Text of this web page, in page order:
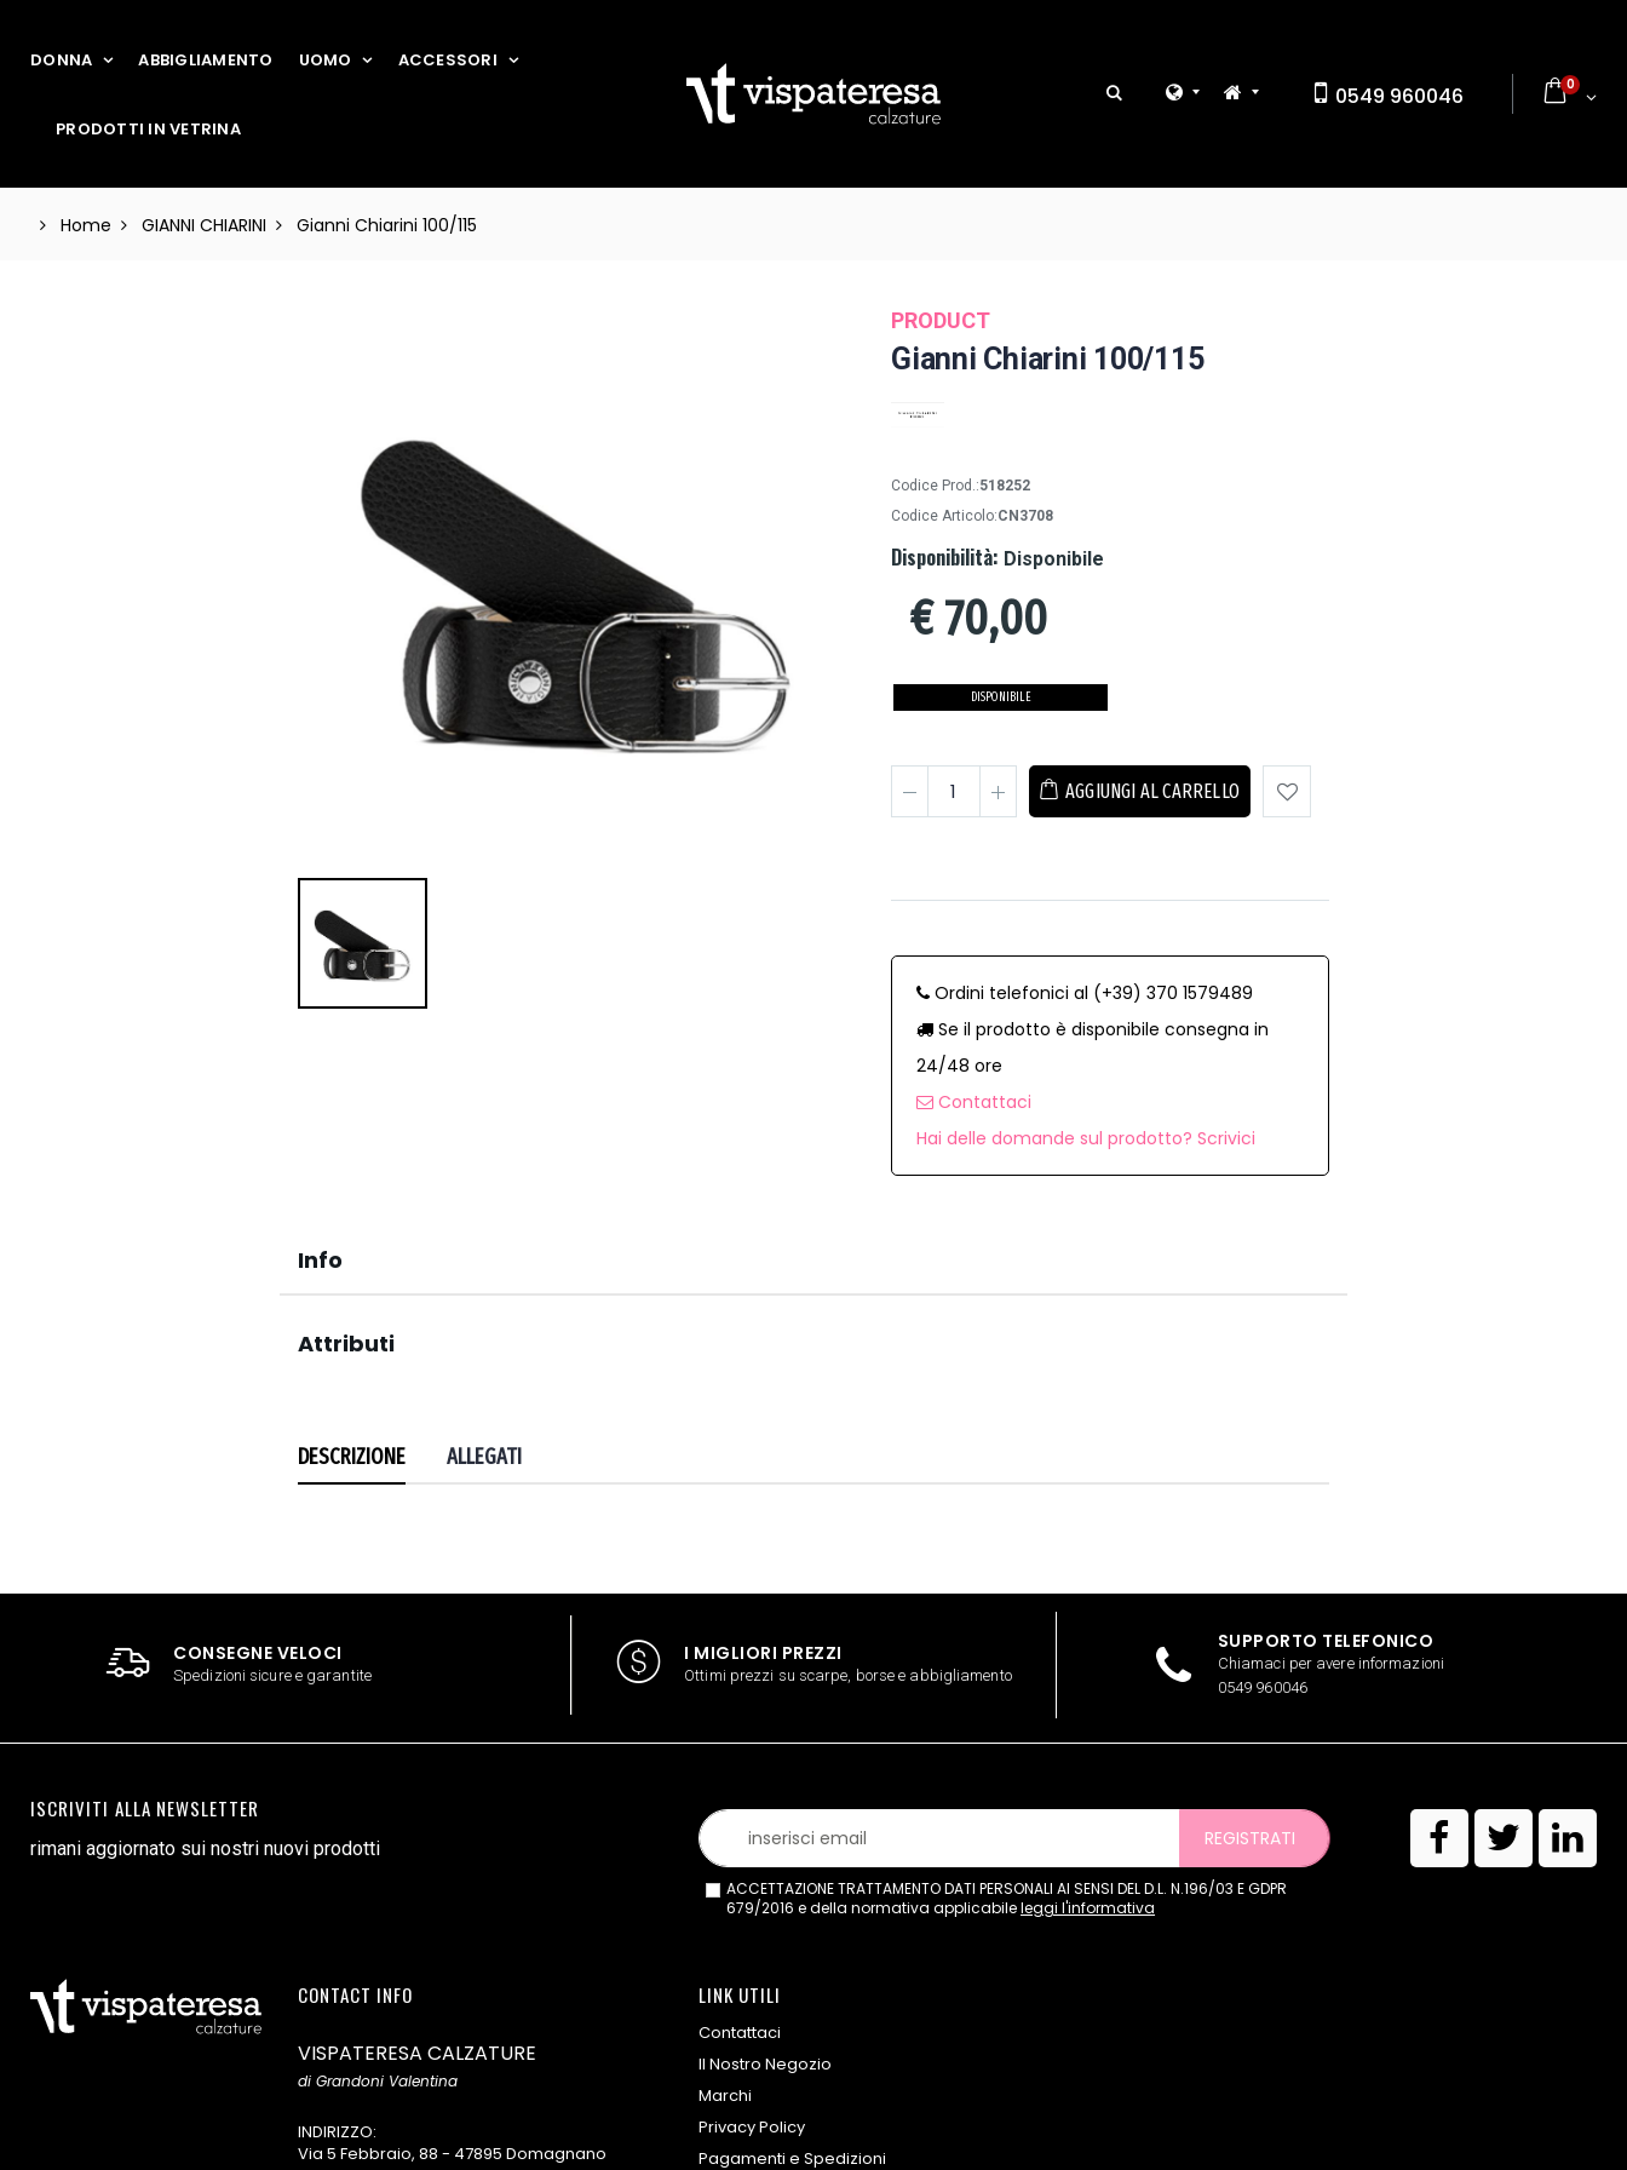
DONNA ABBIGLIAMENTO UOMO ACCESSORI
PRODOTTI IN VETRINA
0549 960046 0
Home GIANNI CHIARINI Gianni Chiarini 100/115
PRODUCT
Gianni Chiarini 100/115
Codice Prod.:518252
Codice Articolo:CN3708
Disponibilità: Disponibile
€70,00
DISPONIBILE
AGGIUNGI AL CARRELLO
Ordini telefonici al (+39) 370 1579489
Se il prodotto è disponibile consegna in
24/48 ore
Contattaci
Hai delle domande sul prodotto? Scrivici
Info
Attributi
DESCRIZIONE ALLEGATI
CONSEGNE VELOCI
Spedizioni sicure e garantite
I MIGLIORI PREZZI
Ottimi prezzi su scarpe, borse e abbigliamento
SUPPORTO TELEFONICO
Chiamaci per avere informazioni
0549 960046
ISCRIVITI ALLA NEWSLETTER
rimani aggiornato sui nostri nuovi prodotti REGISTRATI
ACCETTAZIONE TRATTAMENTO DATI PERSONALI AI SENSI DEL D.L. N.196/03 E GDPR
679/2016 e della normativa applicabileleggi l'informativa
CONTACT INFO
VISPATERESA CALZATURE
di Grandoni Valentina
INDIRIZZO:
Via 5 Febbraio, 88 - 47895 Domagnano
LINK UTILI
Contattaci
Il Nostro Negozio
Marchi
Privacy Policy
Pagamenti e Spedizioni